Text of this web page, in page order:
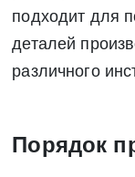
подходит для
деталей
различного
Порядок